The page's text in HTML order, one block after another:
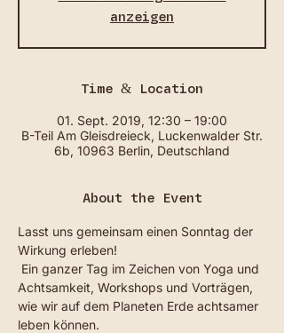
anzeigen
Time & Location
01. Sept. 2019, 12:30 – 19:00
B-Teil Am Gleisdreieck, Luckenwalder Str.
6b, 10963 Berlin, Deutschland
About the Event
Lasst uns gemeinsam einen Sonntag der
Wirkung erleben!
Achtsamkeit, Workshops und Vorträgen,
wie wir auf dem Planeten Erde achtsamer
leben können.